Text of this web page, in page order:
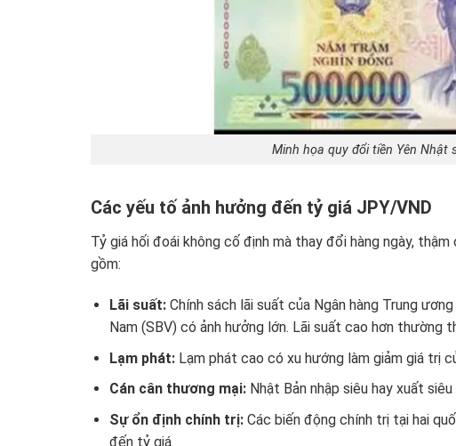
Minh họa quy đổi tiền Yên Nhật
Các yếu tố ảnh hưởng đến tỷ giá JPY/VND
Tỷ giá hối đoái không cố định mà thay đổi hàng ngày,
gồm:
Lãi suất:Chính sách lãi suất của Ngân hàng Trung
Nam (SBV) có ảnh hưởng lớn. Lãi suất cao hơn thường
Lạm phát:Lạm phát cao có xu hướng làm giảm giá trị
Cán cân thương mại:Nhật Bản nhập siêu hay xuất
Sự ổn định chính trị:Các biến động chính trị tại hai
đến tỷ giá.